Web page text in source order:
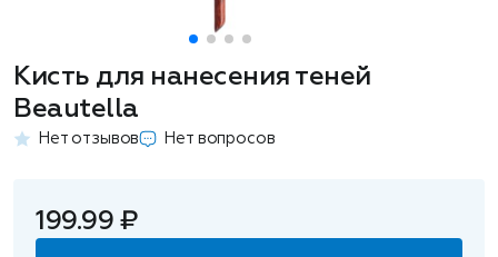
Кисть для нанесения теней
Beautella
Нет отзывов Нет вопросов
199.99 ₽